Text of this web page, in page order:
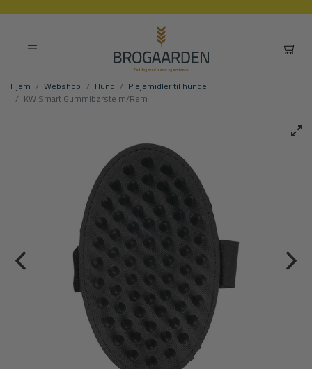
Hjem Webshop Hund
Plejemidler til hunde
KW Smart Gummibørste m/Rem